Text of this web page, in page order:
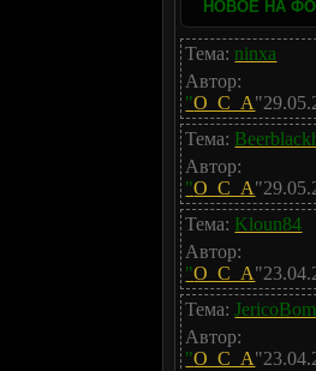
НОВОЕ НА
Тема: ninxa
Автор:
"O_C_A
Тема:
Автор:
"O_C_A
Тема: Kloun84
Автор:
"O_C_A
Тема:
Автор:
"O_C_A